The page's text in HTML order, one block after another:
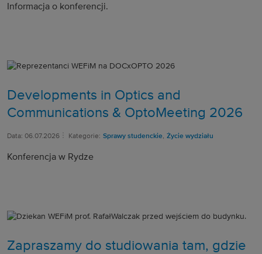
Informacja o konferencji.
Developments in Optics and
Communications & OptoMeeting 2026
Data: 06.07.2026 Kategorie: Sprawy studenckie, Życie wydziału
Konferencja w Rydze
Zapraszamy do studiowania tam, gdzie